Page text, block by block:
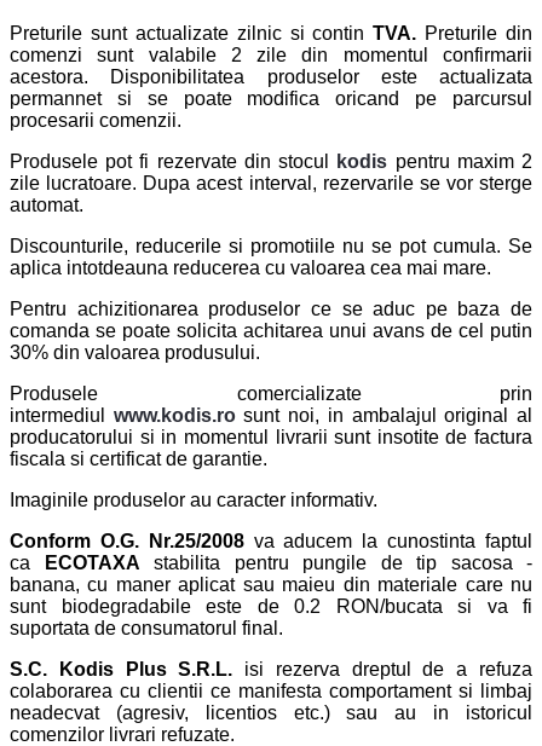
Preturile sunt actualizate zilnic si contin TVA. Preturile din
comenzi sunt valabile 2 zile din momentul confirmarii
acestora. Disponibilitatea produselor este actualizata
permannet si se poate modifica oricand pe parcursul
procesarii comenzii.
Produsele pot fi rezervate din stocul
kodis pentru maxim 2
zile lucratoare. Dupa acest interval, rezervarile se vor sterge
automat.
Discounturile, reducerile si promotiile nu se pot cumula. Se
aplica intotdeauna reducerea cu valoarea cea mai mare.
Pentru achizitionarea produselor ce se aduc pe baza de
comanda se poate solicita achitarea unui avans de cel putin
30% din valoarea produsului.
Produsele comercializate prin
intermediul
www.kodis.ro sunt noi, in ambalajul original al
producatorului si in momentul livrarii sunt insotite de factura
fiscala si certificat de garantie.
Imaginile produselor au caracter informativ.
Conform O.G. Nr.25/2008 va aducem la cunostinta faptul
ca
ECOTAXA
stabilita pentru pungile de tip sacosa -
banana, cu maner aplicat sau maieu din materiale care nu
sunt biodegradabile este de 0.2 RON/bucata si va fi
suportata de consumatorul final.
S.C. Kodis Plus S.R.L.
isi rezerva dreptul de a refuza
colaborarea cu clientii ce manifesta comportament si limbaj
neadecvat (agresiv, licentios etc.) sau au in istoricul
comenzilor livrari refuzate.